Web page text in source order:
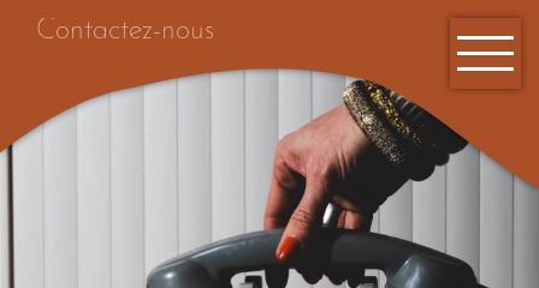
Contactez-nous